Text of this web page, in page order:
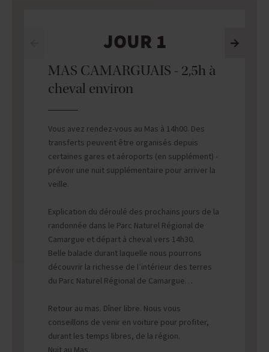
JOUR 1
MAS CAMARGUAIS - 2,5h à
cheval environ
Vous avez rendez-vous au Mas à 14h00. Des
transferts peuvent être organisés depuis
certaines gares et aéroports (en supplément) -
prévoir une nuit supplémentaire pour arriver la
veille.
Explication du déroulé des prochains jours de la
randonnée dans le Parc Naturel Régional de
Camargue et départ à cheval vers 14h30.
Belle balade durant laquelle nous pourrons
découvrir la richesse de l’intérieur des terres
du Parc Naturel Régional de Camargue…
Retour au mas. Dîner libre. Nous vous
conseillons de venir en voiture pour profiter,
durant les temps libres, de la région.